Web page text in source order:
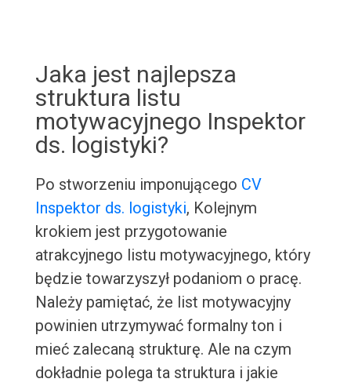
Jaka jest najlepsza
struktura listu
motywacyjnego Inspektor
ds. logistyki?
Po stworzeniu imponującego CV
Inspektor ds. logistyki, Kolejnym
krokiem jest przygotowanie
atrakcyjnego listu motywacyjnego, który
będzie towarzyszył podaniom o pracę.
Należy pamiętać, że list motywacyjny
powinien utrzymywać formalny ton i
mieć zalecaną strukturę. Ale na czym
dokładnie polega ta struktura i jakie